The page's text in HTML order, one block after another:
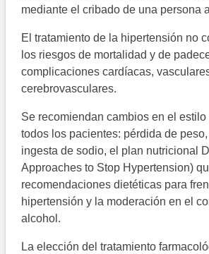
mediante el cribado de una persona
El tratamiento de la hipertensión no
los riesgos de mortalidad y de
complicaciones cardíacas,
cerebrovasculares.
Se recomiendan cambios en el estilo
todos los pacientes: pérdida de
ingesta de sodio, el plan nutricional
Approaches to Stop Hypertension)
recomendaciones dietéticas para
hipertensión y la moderación en el
alcohol.
La elección del tratamiento